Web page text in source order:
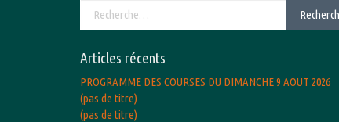
Articles récents
PROGRAMME DES COURSES DU DIMANCHE 9 AOUT 2026
(pas de titre)
(pas de titre)